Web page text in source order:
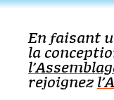
En faisant
la
rejoignez